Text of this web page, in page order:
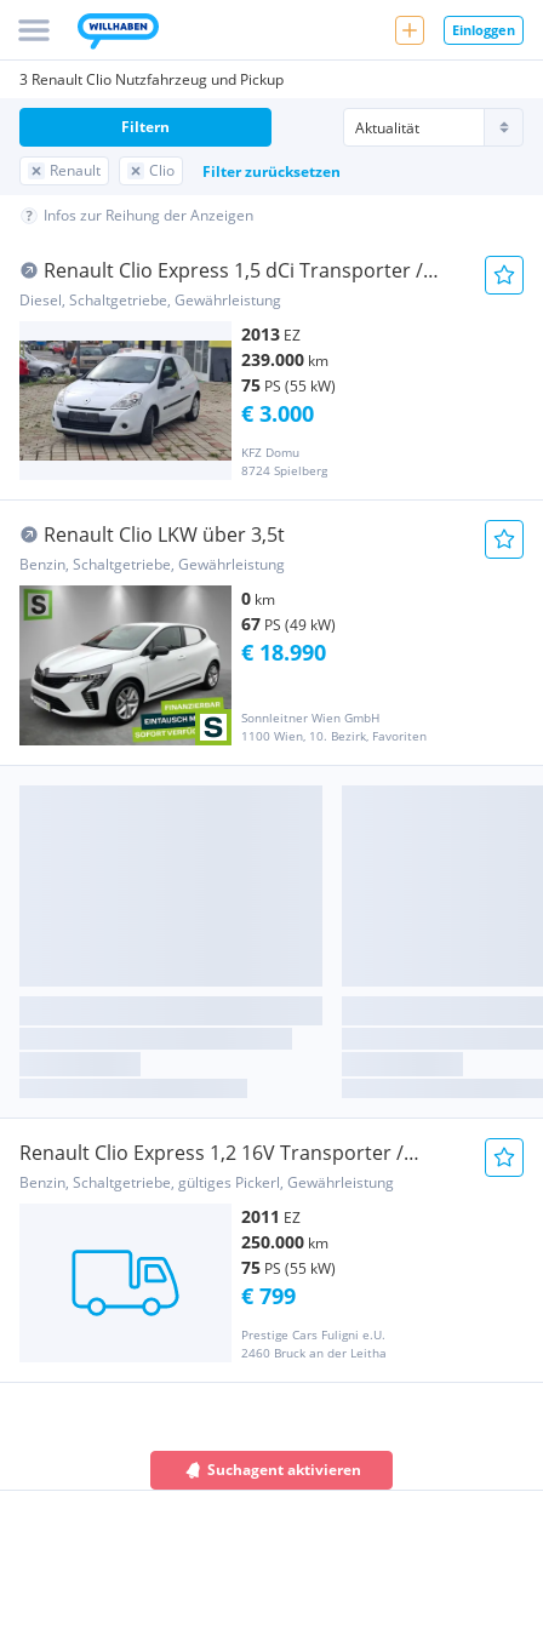
Einloggen
3 Renault Clio Nutzfahrzeug und Pickup
Renault Clio Filter zurücksetzen
Filtern
Infos zur Reihung der Anzeigen
Renault Clio Express 1,5 dCi Transporter /
Kastenwagen
Diesel, Schaltgetriebe, Gewährleistung
2013 EZ
239.000 km
75 PS (55 kW)
KFZ Domu
8724 Spielberg
€ 3.000
Renault Clio LKW über 3,5t
Benzin, Schaltgetriebe, Gewährleistung
0 km
67 PS (49 kW)
Sonnleitner Wien GmbH
1100 Wien, 10. Bezirk, Favoriten
€ 18.990
Renault Clio Express 1,2 16V Transporter /
Kastenwagen
Benzin, Schaltgetriebe, gültiges Pickerl, Gewährleistung
2011 EZ
250.000 km
75 PS (55 kW)
Prestige Cars Fuligni e.U.
2460 Bruck an der Leitha
€ 799
Suchagent aktivieren